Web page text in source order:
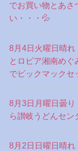
でお買い物とあさ
い・・・💦
8月4日火曜日晴
とロピア湘南めぐ
でビックマックセ
8月3日月曜日曇
ら讃岐うどんセ
8月2日日曜日晴